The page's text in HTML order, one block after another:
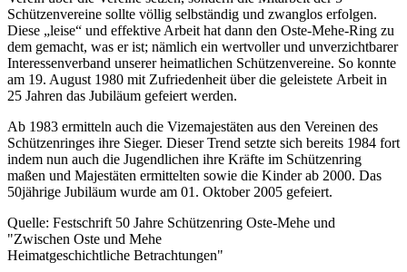
Schützenvereine sollte völlig selbständig und zwanglos erfolgen.
Diese „leise“ und effektive Arbeit hat dann den Oste-Mehe-Ring zu
dem gemacht, was er ist; nämlich ein wertvoller und unverzichtbarer
Interessenverband unserer heimatlichen Schützenvereine. So konnte
am 19. August 1980 mit Zufriedenheit über die geleistete Arbeit in
25 Jahren das Jubiläum gefeiert werden.
Ab 1983 ermitteln auch die Vizemajestäten aus den Vereinen des
Schützenringes ihre Sieger. Dieser Trend setzte sich bereits 1984 fort
indem nun auch die Jugendlichen ihre Kräfte im Schützenring
maßen und Majestäten ermittelten sowie die Kinder ab 2000. Das
50jährige Jubiläum wurde am 01. Oktober 2005 gefeiert.
Quelle: Festschrift 50 Jahre Schützenring Oste-Mehe und
"Zwischen Oste und Mehe
Heimatgeschichtliche Betrachtungen"